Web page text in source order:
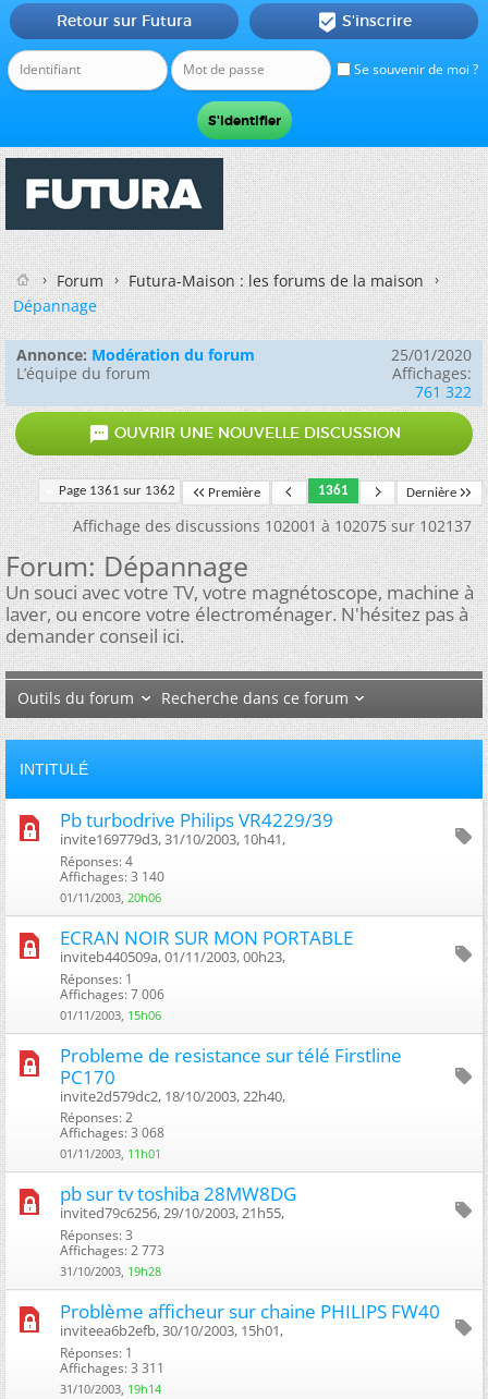
Se souvenir de moi ?
Retour sur Futura  S'inscrire
Forum
Futura-Maison : les forums de la maison
Dépannage
Annonce: Modération du forum
L’équipe du forum
25/01/2020
Affichages:
761 322
 OUVRIR UNE NOUVELLE DISCUSSION
Page 1361 sur 1362 Première 1361 Dernière
Affichage des discussions 102001 à 102075 sur 102137
Forum:Dépannage
Un souci avec votre TV, votre magnétoscope, machine à
laver, ou encore votre électroménager. N'hésitez pas à
demander conseil ici.
Outils du forum Recherche dans ce forum
INTITULÉ
Pb turbodrive Philips VR4229/39
invite169779d3, 31/10/2003, 10h41, ‎
Réponses: 4
Affichages: 3 140
01/11/2003, 20h06
ECRAN NOIR SUR MON PORTABLE
inviteb440509a, 01/11/2003, 00h23, ‎
Réponses: 1
Affichages: 7 006
01/11/2003, 15h06
Probleme de resistance sur télé Firstline
PC170
invite2d579dc2, 18/10/2003, 22h40, ‎
Réponses: 2
Affichages: 3 068
01/11/2003, 11h01
pb sur tv toshiba 28MW8DG
invited79c6256, 29/10/2003, 21h55, ‎
Réponses: 3
Affichages: 2 773
31/10/2003, 19h28
Problème afficheur sur chaine PHILIPS FW40
inviteea6b2efb, 30/10/2003, 15h01, ‎
Réponses: 1
Affichages: 3 311
31/10/2003, 19h14